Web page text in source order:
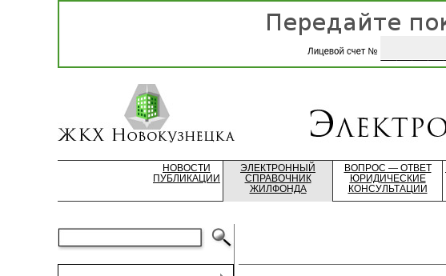
НОВОСТИ
ПУБЛИКАЦИИ
ЭЛЕКТРОННЫЙ
СПРАВОЧНИК
ЖИЛФОНДА
ВОПРОС — ОТВЕТ
ЮРИДИЧЕСКИЕ
КОНСУЛЬТАЦИИ